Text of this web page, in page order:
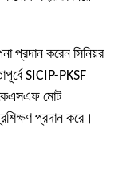
প্রদান করেন সিনিয়র
SICIP-PKSF
মোট
প্রদান করে।